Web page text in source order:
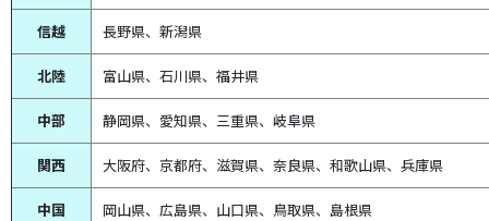
信越 長野県、新潟県
北陸 富山県、 石川県、 福井県
中部 静岡県、 愛知県、 三重県、 岐阜県
関西 大阪府、京都府、滋賀県、奈良県、和歌山県、兵庫県
中国 岡山県、広島県、山口県、鳥取県、島根県